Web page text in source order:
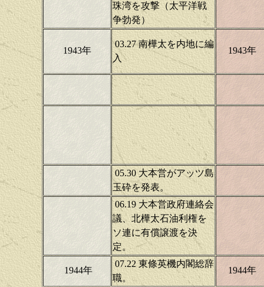
珠湾を攻撃（太平洋戦
争勃発）
1943年
03.27 南樺太を内地に編
入
1943年
05.30 大本営がアッツ島
玉砕を発表。
06.19 大本営政府連絡会
議、北樺太石油利権を
ソ連に有償譲渡を決
定。
1944年
07.22 東條英機内閣総辞
職。
1944年